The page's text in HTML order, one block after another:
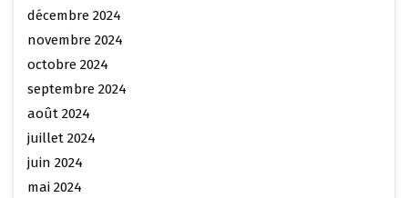
décembre 2024
novembre 2024
octobre 2024
septembre 2024
août 2024
juillet 2024
juin 2024
mai 2024